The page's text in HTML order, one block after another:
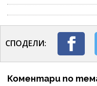
СПОДЕЛИ:
Коментари по